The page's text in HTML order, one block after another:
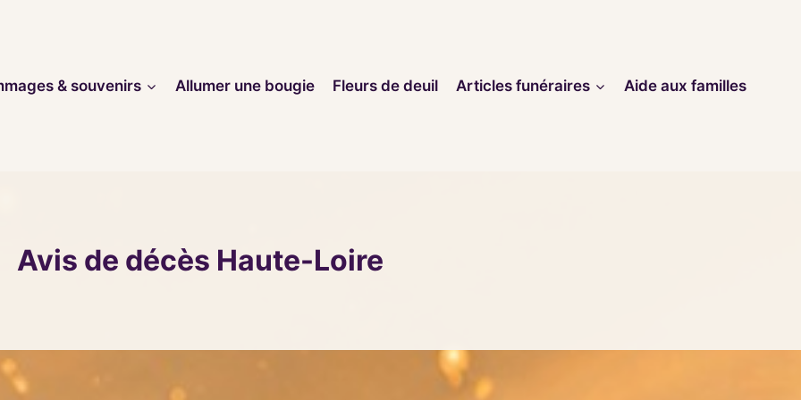
& souvenirs
Allumer une bougie Fleurs de deuil Articles funéraires Aide aux familles
Avis de décès Haute-Loire